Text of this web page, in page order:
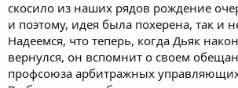
скосило из наших рядов рождение
и поэтому, идея была похерена, так и
Надеемся, что теперь, когда Дьяк
вернулся, он вспомнит о своем
профсоюза арбитражных